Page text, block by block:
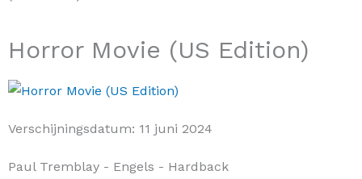
Horror Movie (US Edition)
Verschijningsdatum: 11 juni 2024
Paul Tremblay - Engels - Hardback